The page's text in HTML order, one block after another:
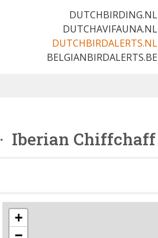
DUTCHBIRDING.NL
DUTCHAVIFAUNA.NL
DUTCHBIRDALERTS.NL
BELGIANBIRDALERTS.BE
· Iberian Chiffchaff